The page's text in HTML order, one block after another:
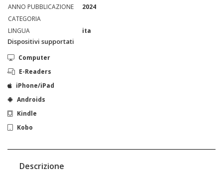
ANNO PUBBLICAZIONE
2024
CATEGORIA
LINGUA
ita
Dispositivi supportati
Computer
E-Readers
iPhone/iPad
Androids
Kindle
Kobo
Descrizione